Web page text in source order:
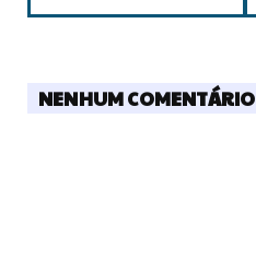
NENHUM COMENTÁRIO